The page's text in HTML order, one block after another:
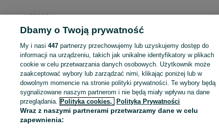
KATEGORIA
ID:792457635 Wyświetlenia:
Zaloguj się lub załóż konto na OLX, aby skontaktować się z
sprzedającym
Dbamy o Twoją prywatność
My i nasi447 partnerzy przechowujemy lub uzyskujemy dostęp do
informacji na urządzeniu, takich jak unikalne identyfikatory w plikach
cookie w celu przetwarzania danych osobowych. Użytkownik może
zaakceptować wybory lub zarządzać nimi, klikając poniżej lub w
dowolnym momencie na stronie polityki prywatności. Te wybory będą
sygnalizowane naszym partnerom i nie będą miały wpływu na dane
przeglądania. Polityka cookies, Polityka Prywatności
Wraz z naszymi partnerami przetwarzamy dane w celu
zapewnienia: